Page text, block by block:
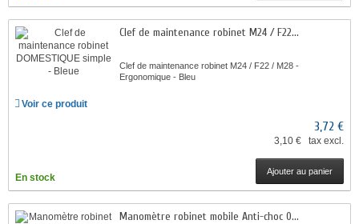
Clef de maintenance robinet M24 / F22...
Clef de maintenance robinet M24 / F22 / M28 -
Ergonomique - Bleu
Voir ce produit
3,72 €
3,10 € tax excl.
En stock
Ajouter au panier
Manomètre robinet mobile Anti-choc 0...